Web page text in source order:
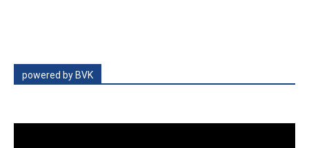
powered by BVK